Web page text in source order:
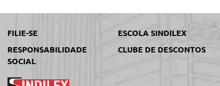
FILIE-SE
ESCOLA SINDILEX
RESPONSABILIDADE
SOCIAL
CLUBE DE DESCONTOS